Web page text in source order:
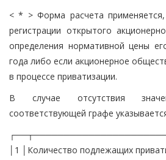
< * > Форма расчета
регистрации открытого
определения нормативной цены
года либо если акционерное
в процессе приватизации.
В случае отсутствия
соответствующей графе
│1 │Количество подлежащих